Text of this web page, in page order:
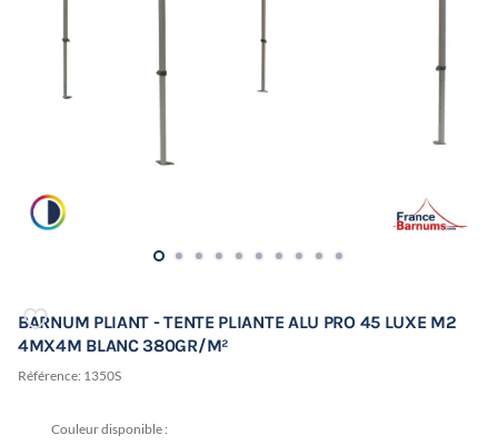
BARNUM PLIANT - TENTE PLIANTE ALU PRO 45 LUXE M2
4MX4M BLANC 380GR/M²
Référence: 1350S
Couleur disponible :